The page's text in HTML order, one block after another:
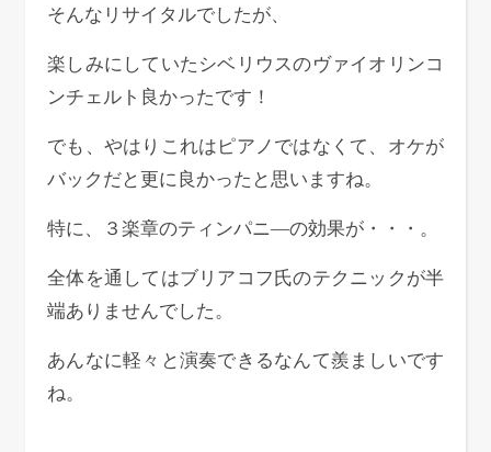
そんなリサイタルでしたが、
楽しみにしていたシベリウスのヴァイオリンコ
ンチェルト良かったです！
でも、やはりこれはピアノではなくて、オケが
バックだと更に良かったと思いますね。
特に、３楽章のティンパニ―の効果が・・・。
全体を通してはブリアコフ氏のテクニックが半
端ありませんでした。
あんなに軽々と演奏できるなんて羨ましいです
ね。